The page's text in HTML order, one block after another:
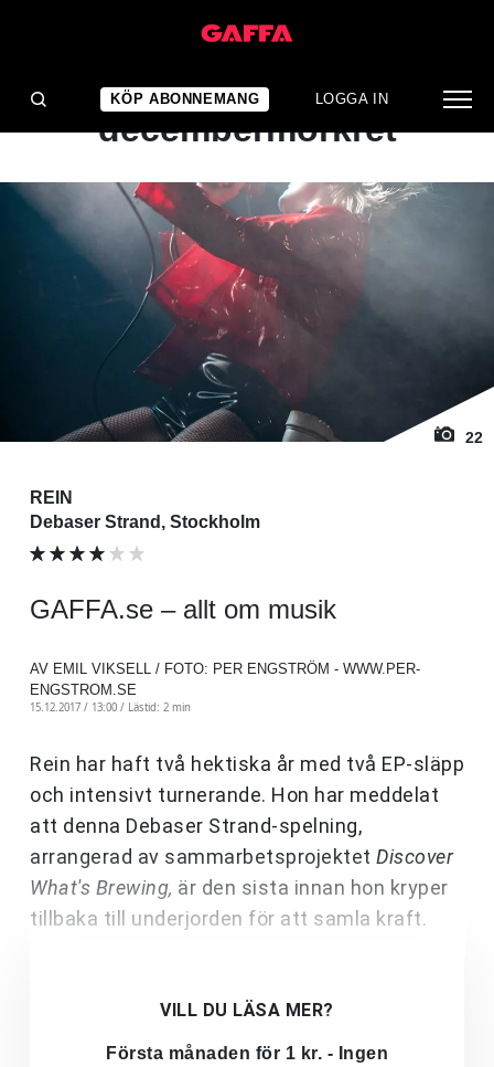
KÖP ABONNEMANG LOGGA IN
KONSERTRECENSION
Sliter isär
decembermörkret
22
REIN
Debaser Strand, Stockholm
GAFFA.se – allt om musik
AV EMIL VIKSELL / FOTO: PER ENGSTRÖM - WWW.PER-
ENGSTROM.SE
15.12.2017 / 13:00 / Lästid: 2 min
Rein har haft två hektiska år med två EP-släpp
och intensivt turnerande. Hon har meddelat
att denna Debaser Strand-spelning,
arrangerad av sammarbetsprojektet Discover
What's Brewing, är den sista innan hon kryper
tillbaka till underjorden för att samla kraft.
VILL DU LÄSA MER?
Första månaden för 1 kr. - Ingen